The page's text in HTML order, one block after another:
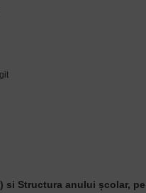
si Structura anului școlar,